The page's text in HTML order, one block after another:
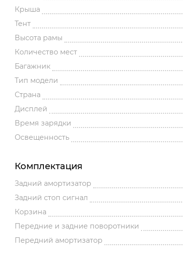
Крыша
Тент
Высота рамы
Количество мест
Багажник
Тип модели
Страна
Дисплей
Время зарядки
Освещенность
Комплектация
Задний амортизатор
Задний стоп сигнал
Корзина
Передние и задние поворотники
Передний амортизатор